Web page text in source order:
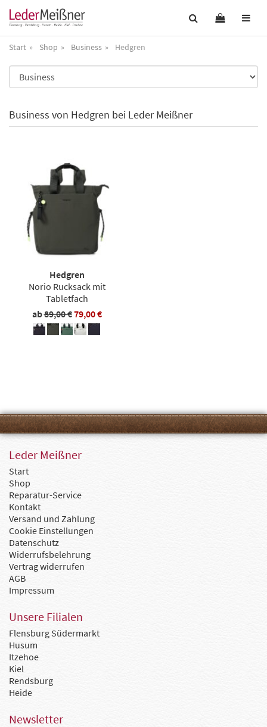
Start Shop Business Hedgren
Business von Hedgren bei Leder Meißner
Hedgren
Norio Rucksack mit
Tabletfach
ab89,00 €79,00 €
Leder Meißner
Start
Shop
Reparatur-Service
Kontakt
Versand und Zahlung
Cookie Einstellungen
Datenschutz
Widerrufsbelehrung
Vertrag widerrufen
AGB
Impressum
Unsere Filialen
Flensburg Südermarkt
Husum
Itzehoe
Kiel
Rendsburg
Heide
Newsletter